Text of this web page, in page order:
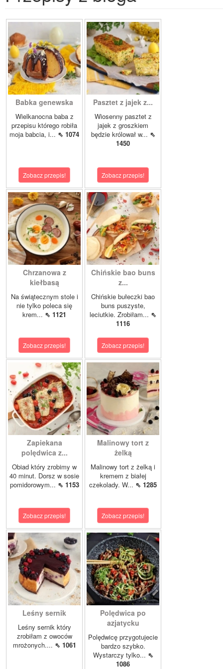
Babka genewska
Wielkanocna baba z
przepisu którego robiła
moja babcia, i... ⇖ 1074
Zobacz przepis!
Pasztet z jajek z...
Wiosenny pasztet z
jajek z groszkiem
będzie królował w... ⇖
1450
Zobacz przepis!
Chrzanowa z
kiełbasą
Na świątecznym stole i
nie tylko poleca się
krem... ⇖ 1121
Zobacz przepis!
Chińskie bao buns
z...
Chińskie bułeczki bao
buns puszyste,
leciutkie. Zrobiłam... ⇖
1116
Zobacz przepis!
Zapiekana
polędwica z...
Obiad który zrobimy w
40 minut. Dorsz w sosie
pomidorowym... ⇖ 1153
Zobacz przepis!
Malinowy tort z
żelką
Malinowy tort z żelką i
kremem z białej
czekolady. W... ⇖ 1285
Zobacz przepis!
Leśny sernik
Leśny sernik który
zrobiłam z owoców
mrożonych.... ⇖ 1061
Polędwica po
azjatycku
Polędwicę przygotujecie
bardzo szybko.
Wystarczy tylko... ⇖
1086